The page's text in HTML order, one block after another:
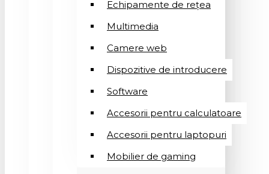
Echipamente de rețea
Multimedia
Camere web
Dispozitive de introducere
Software
Accesorii pentru calculatoare
Accesorii pentru laptopuri
Mobilier de gaming